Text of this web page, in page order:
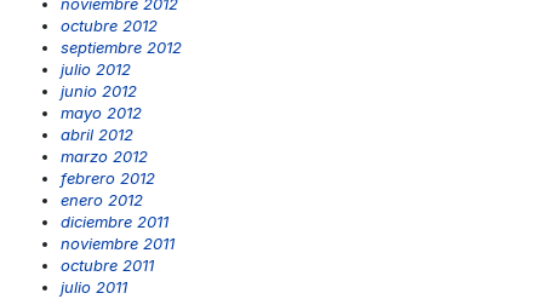
octubre 2012
septiembre 2012
julio 2012
junio 2012
mayo 2012
abril 2012
marzo 2012
febrero 2012
enero 2012
diciembre 2011
noviembre 2011
octubre 2011
julio 2011